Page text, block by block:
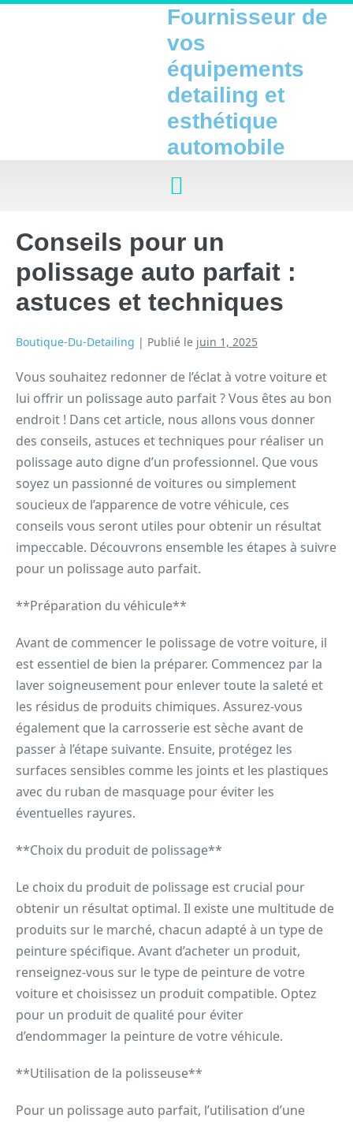
Fournisseur de
vos
équipements
detailing et
esthétique
automobile
Conseils pour un
polissage auto parfait :
astuces et techniques
Boutique-Du-Detailing | Publié le juin 1, 2025
Vous souhaitez redonner de l’éclat à votre voiture et
lui offrir un polissage auto parfait ? Vous êtes au bon
endroit ! Dans cet article, nous allons vous donner
des conseils, astuces et techniques pour réaliser un
polissage auto digne d’un professionnel. Que vous
soyez un passionné de voitures ou simplement
soucieux de l’apparence de votre véhicule, ces
conseils vous seront utiles pour obtenir un résultat
impeccable. Découvrons ensemble les étapes à suivre
pour un polissage auto parfait.
**Préparation du véhicule**
Avant de commencer le polissage de votre voiture, il
est essentiel de bien la préparer. Commencez par la
laver soigneusement pour enlever toute la saleté et
les résidus de produits chimiques. Assurez-vous
également que la carrosserie est sèche avant de
passer à l’étape suivante. Ensuite, protégez les
surfaces sensibles comme les joints et les plastiques
avec du ruban de masquage pour éviter les
éventuelles rayures.
**Choix du produit de polissage**
Le choix du produit de polissage est crucial pour
obtenir un résultat optimal. Il existe une multitude de
produits sur le marché, chacun adapté à un type de
peinture spécifique. Avant d’acheter un produit,
renseignez-vous sur le type de peinture de votre
voiture et choisissez un produit compatible. Optez
pour un produit de qualité pour éviter
d’endommager la peinture de votre véhicule.
**Utilisation de la polisseuse**
Pour un polissage auto parfait, l’utilisation d’une